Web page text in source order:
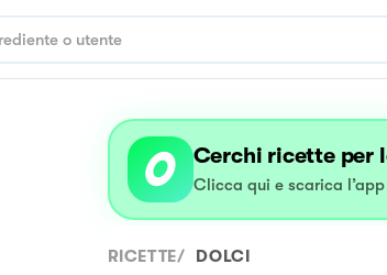
Cerchi ricette per
Clicca qui e scarica
RICETTE/ DOLCI